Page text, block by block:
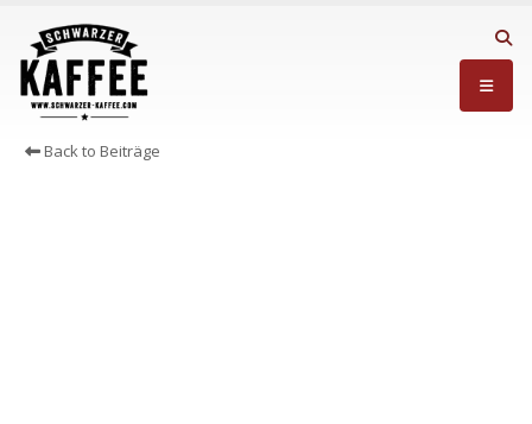
Back to Beiträge